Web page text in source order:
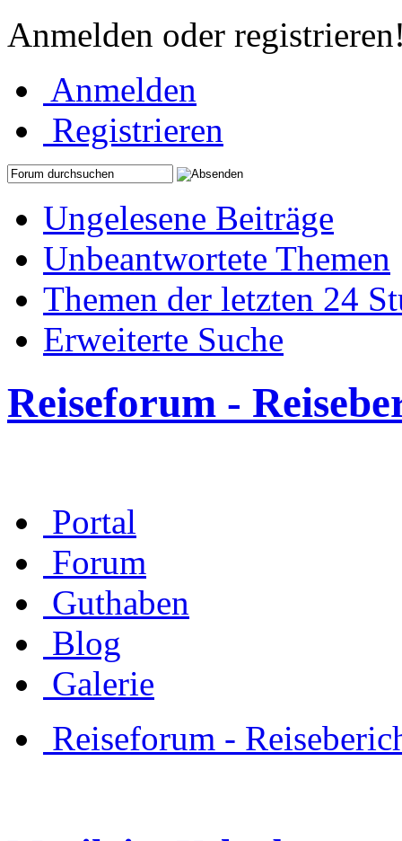
Anmelden oder
Anmelden
Registrieren
Ungelesene Beiträge
Unbeantwortete Themen
Themen der letzten 24
Erweiterte Suche
Reiseforum -
Portal
Forum
Guthaben
Blog
Galerie
Reiseforum -